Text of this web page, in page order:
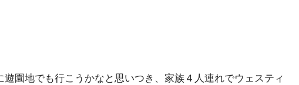
園地でも行こうかなと思いつき、家族４人連れでウェスティ